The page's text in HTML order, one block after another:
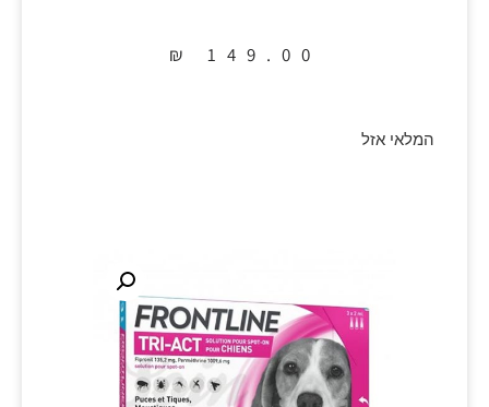
₪ 149.00
המלאי אזל